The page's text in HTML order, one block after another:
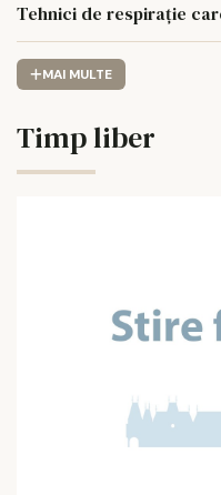
Tehnici de respirație
MAI MULTE
Timp liber